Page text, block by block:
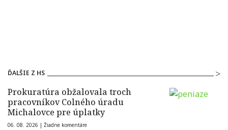
ĎALŠIE Z HS
Prokuratúra obžalovala troch
pracovníkov Colného úradu
Michalovce pre úplatky
06. 08. 2026 | Žiadne komentáre